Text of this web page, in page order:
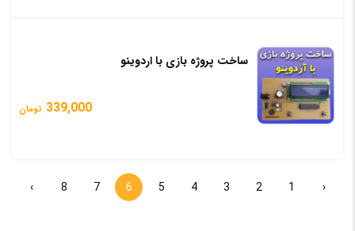
ساخت پروژه بازی با اردوینو
339,000 تومان
‹
1
2
3
4
5
6
7
8
›